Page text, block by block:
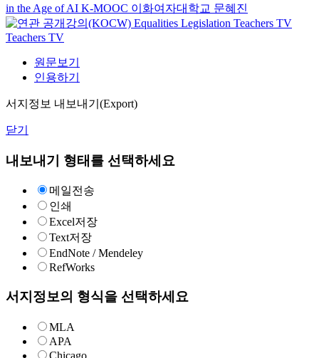
in the Age of AI K-MOOC 이화여자대학교 문혜진
Equalities Legislation Teachers TV
Teachers TV
원문보기
인용하기
서지정보 내보내기(Export)
닫기
내보내기 형태를 선택하세요
메일전송
인쇄
Excel저장
Text저장
EndNote / Mendeley
RefWorks
서지정보의 형식을 선택하세요
MLA
APA
Chicago